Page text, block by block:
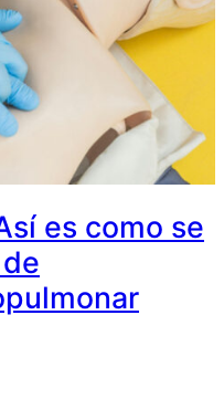
es como se